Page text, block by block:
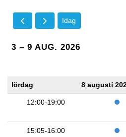
Idag
3 – 9 AUG. 2026
lördag 8 augusti
12:00-19:00
15:05-16:00